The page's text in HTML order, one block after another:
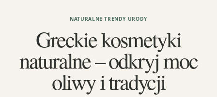
NATURALNE TRENDY URODY
Greckie kosmetyki
naturalne – odkryj moc
oliwy i tradycji